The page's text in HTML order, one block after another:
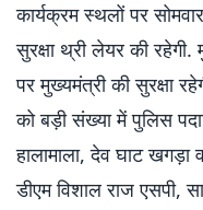
कार्यक्रम स्थलों पर
सुरक्षा थ्री लेयर की
पर मुख्यमंत्री की सुरक्षा
को बड़ी संख्या में पुलिस
हालामाला, देव घाट खगड़ा
डीएम विशाल राज एसपी,